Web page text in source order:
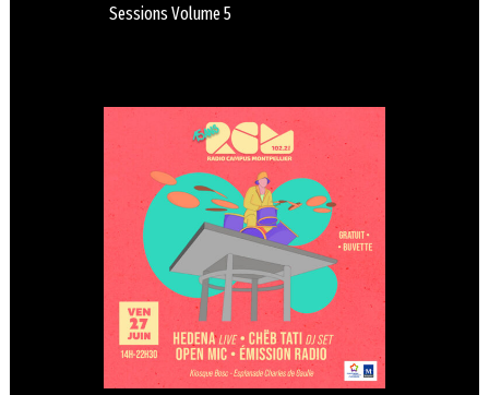
Sessions Volume 5